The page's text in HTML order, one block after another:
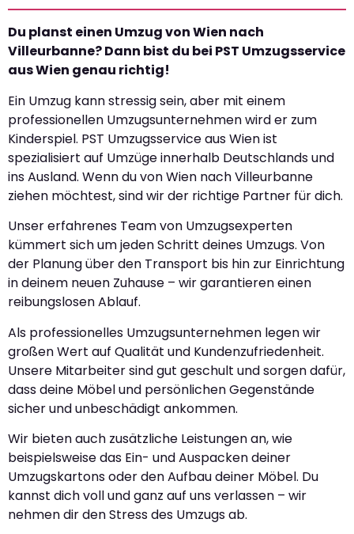
Du planst einen Umzug von Wien nach
Villeurbanne? Dann bist du bei PST Umzugsservice
aus Wien genau richtig!
Ein Umzug kann stressig sein, aber mit einem
professionellen Umzugsunternehmen wird er zum
Kinderspiel. PST Umzugsservice aus Wien ist
spezialisiert auf Umzüge innerhalb Deutschlands und
ins Ausland. Wenn du von Wien nach Villeurbanne
ziehen möchtest, sind wir der richtige Partner für dich.
Unser erfahrenes Team von Umzugsexperten
kümmert sich um jeden Schritt deines Umzugs. Von
der Planung über den Transport bis hin zur Einrichtung
in deinem neuen Zuhause – wir garantieren einen
reibungslosen Ablauf.
Als professionelles Umzugsunternehmen legen wir
großen Wert auf Qualität und Kundenzufriedenheit.
Unsere Mitarbeiter sind gut geschult und sorgen dafür,
dass deine Möbel und persönlichen Gegenstände
sicher und unbeschädigt ankommen.
Wir bieten auch zusätzliche Leistungen an, wie
beispielsweise das Ein- und Auspacken deiner
Umzugskartons oder den Aufbau deiner Möbel. Du
kannst dich voll und ganz auf uns verlassen – wir
nehmen dir den Stress des Umzugs ab.